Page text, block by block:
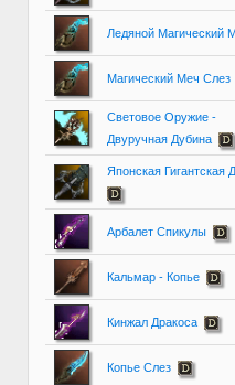
Ледяной Магический
Магический Меч Слез
Световое Оружие -
Двуручная Дубина
Японская Гигантская
Арбалет Спикулы
Кальмар - Копье
Кинжал Дракоса
Копье Слез